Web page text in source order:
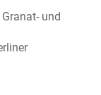
und